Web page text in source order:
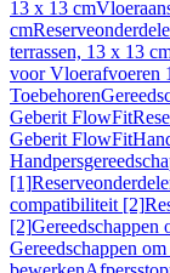
13 x 13 cm
cm
terrassen, 13 x 13
voor Vloerafvoeren
Toebehoren
Geberit FlowFit
Geberit FlowFit
[1]
compatibiliteit [2]
[2]Gereedschappen
Gereedschappen